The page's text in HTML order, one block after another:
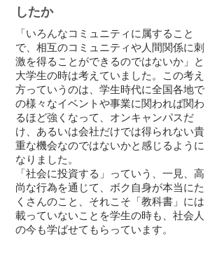
したか
「いろんなコミュニティに属すること
で、相互のコミュニティや人間関係に刺
激を得ることができるのではないか」と
大学生の時は考えていました。この考え
方っていうのは、学生時代に全国各地で
の様々なイベントや事業に関われば関わ
るほど強くなって、オンキャンパスだ
け、あるいは会社だけでは得られない貴
重な機会なのではないかと感じるように
なりました。
「社会に投資する」っていう、一見、高
尚な行為を通じて、ボク自身が本当にた
くさんのこと、それこそ「教科書」には
載っていないことを学生の時も、社会人
の今も学ばせてもらっています。